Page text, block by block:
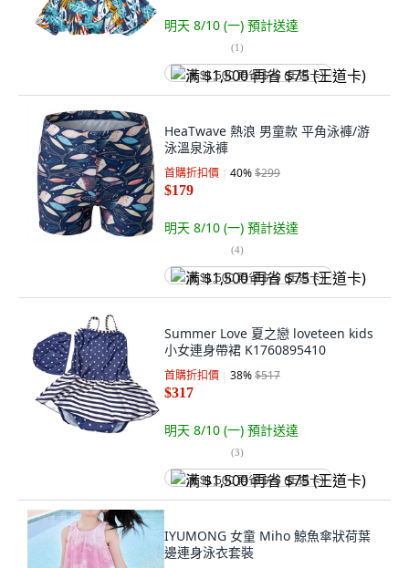
明天 8/10 (一) 預計送達
(1)
满 $1,500 再省 $75 (王道卡)
HeaTwave 熱浪 男童款 平角泳褲/游
泳溫泉泳褲
首購折扣價 40%$299
$179
明天 8/10 (一) 預計送達
(4)
满 $1,500 再省 $75 (王道卡)
Summer Love 夏之戀 loveteen kids
小女連身帶裙 K1760895410
首購折扣價 38%$517
$317
明天 8/10 (一) 預計送達
(3)
满 $1,500 再省 $75 (王道卡)
IYUMONG 女童 Miho 鯨魚傘狀荷葉
邊連身泳衣套裝